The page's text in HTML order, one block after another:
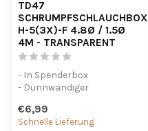
TD47
SCHRUMPFSCHLAUCHBOX
H-5(3X)-F 4.8Ø / 1.5Ø
4M - TRANSPARENT
- In Spenderbox
- Dünnwandiger
Kleber.
- UV-beständ...
€6,99
Schnelle Lieferung